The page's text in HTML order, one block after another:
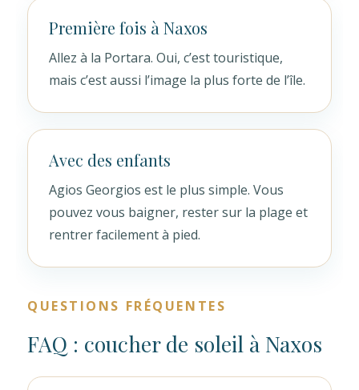
Première fois à Naxos
Allez à la Portara. Oui, c’est touristique,
mais c’est aussi l’image la plus forte de l’île.
Avec des enfants
Agios Georgios est le plus simple. Vous
pouvez vous baigner, rester sur la plage et
rentrer facilement à pied.
QUESTIONS FRÉQUENTES
FAQ : coucher de soleil à Naxos